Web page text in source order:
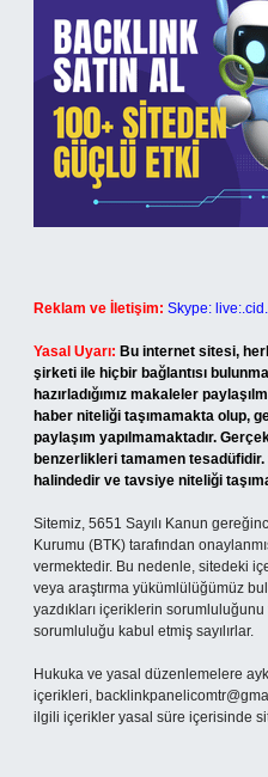
Reklam ve İletişim: Skype:
Yasal Uyarı: Bu internet sitesi,
şirketi ile hiçbir bağlantısı
hazırladığımız makaleler
haber niteliği taşımamakta olup,
paylaşım yapılmamaktadır.
benzerlikleri tamamen
halindedir ve tavsiye niteliği
Sitemiz, 5651 Sayılı Kanun
Kurumu (BTK) tarafından
vermektedir. Bu nedenle, sitedeki
veya araştırma yükümlülüğümüz
yazdıkları içeriklerin
sorumluluğu kabul etmiş sayılırlar.
Hukuka ve yasal düzenlemelere
içerikleri,
ilgili içerikler yasal süre içerisinde